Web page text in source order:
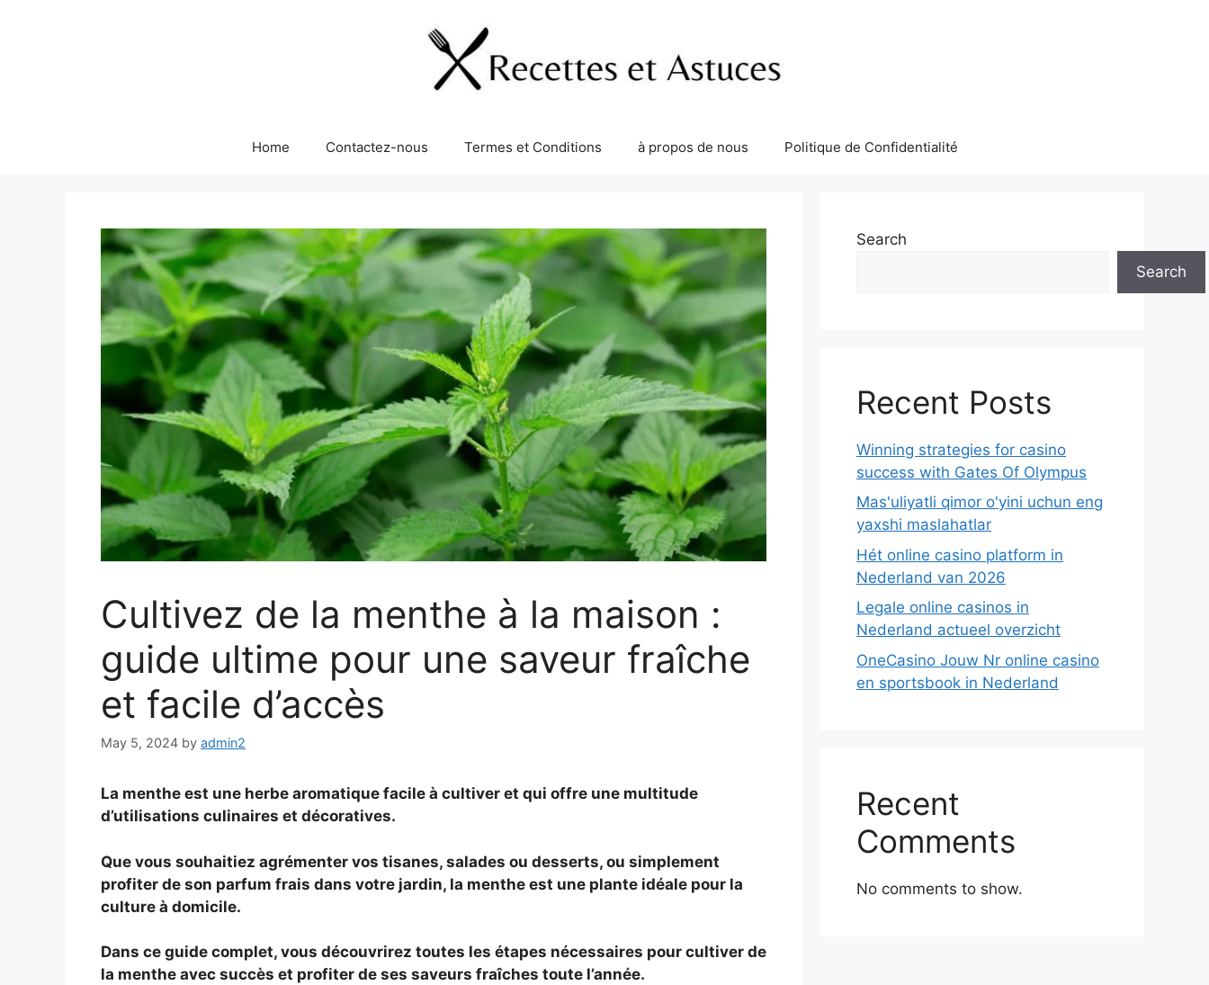
Home Contactez-nous Termes et Conditions à propos de nous Politique de Confidentialité
Cultivez de la menthe à la maison :
guide ultime pour une saveur fraîche
et facile d’accès
May 5, 2024 by admin2
La menthe est une herbe aromatique facile à cultiver et qui offre une multitude
d’utilisations culinaires et décoratives.
Que vous souhaitiez agrémenter vos tisanes, salades ou desserts, ou simplement
profiter de son parfum frais dans votre jardin, la menthe est une plante idéale pour la
culture à domicile.
Dans ce guide complet, vous découvrirez toutes les étapes nécessaires pour cultiver de
la menthe avec succès et profiter de ses saveurs fraîches toute l’année.
Search
Search
Recent Posts
Winning strategies for casino
success with Gates Of Olympus
Mas'uliyatli qimor o'yini uchun eng
yaxshi maslahatlar
Hét online casino platform in
Nederland van 2026
Legale online casinos in
Nederland actueel overzicht
OneCasino Jouw Nr online casino
en sportsbook in Nederland
Recent
Comments
No comments to show.